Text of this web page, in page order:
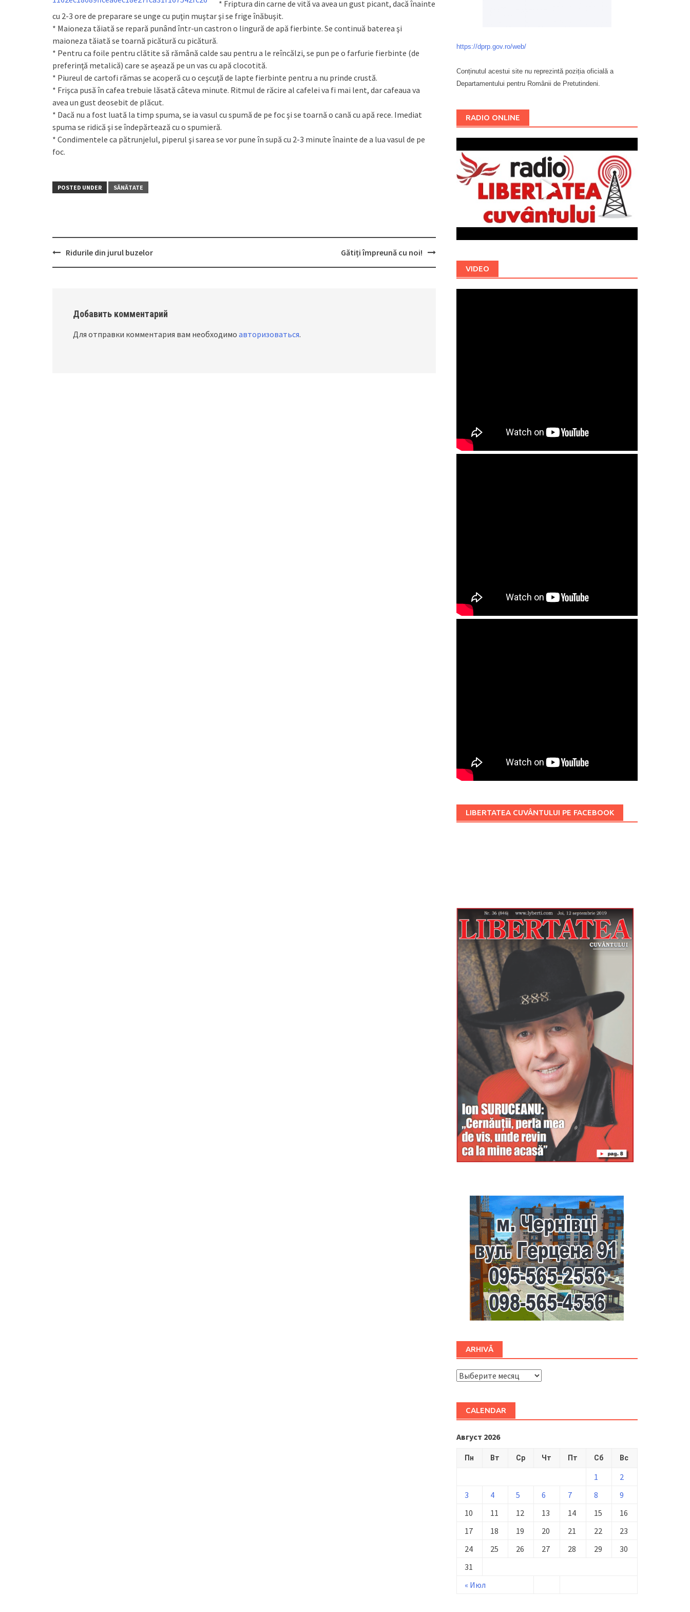
* Friptura din carne de vită va avea un gust picant, dacă înainte
cu 2-3 ore de preparare se unge cu puţin muştar şi se frige înăbuşit.
* Maioneza tăiată se repară punând într-un castron o lingură de apă fierbinte. Se continuă baterea şi
maioneza tăiată se toarnă picătură cu picătură.
* Pentru ca foile pentru clătite să rămână calde sau pentru a le reîncălzi, se pun pe o farfurie fierbinte (de
preferinţă metalică) care se aşează pe un vas cu apă clocotită.
* Piureul de cartofi rămas se acoperă cu o ceşcuţă de lapte fierbinte pentru a nu prinde crustă.
* Frişca pusă în cafea trebuie lăsată câteva minute. Ritmul de răcire al cafelei va fi mai lent, dar cafeaua va
avea un gust deosebit de plăcut.
* Dacă nu a fost luată la timp spuma, se ia vasul cu spumă de pe foc şi se toarnă o cană cu apă rece. Imediat
spuma se ridică şi se îndepărtează cu o spumieră.
* Condimentele ca pătrunjelul, piperul şi sarea se vor pune în supă cu 2-3 minute înainte de a lua vasul de pe
foc.
POSTED UNDER SĂNĂTATE
Post
Ridurile din jurul buzelor Gătiți împreună cu noi!
Добавить комментарий
Для отправки комментария вам необходимо авторизоваться.
https://dprp.gov.ro/web/
Conținutul acestui site nu reprezintă poziția oficială a
Departamentului pentru Românii de Pretutindeni.
RADIO ONLINE
VIDEO
LIBERTATEA CUVÂNTULUI PE FACEBOOK
ARHIVĂ
ARHIVĂ
CALENDAR
Август 2026
Пн Вт Ср Чт Пт Сб Вс
« Июл
1
2
3
4 5 6 7 8
9
10
11 12 13 14 15
16
17
18 19 20 21 22
23
24
25 26 27 28 29
30
31